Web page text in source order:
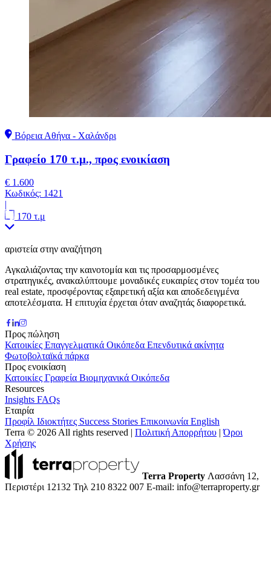
Βόρεια Αθήνα - Χαλάνδρι
Γραφείο 170 τ.μ., προς ενοικίαση
€ 1.600
Κωδικός: 1421
|
170 τ.μ
αριστεία στην αναζήτηση
Αγκαλιάζοντας την καινοτομία και τις προσαρμοσμένες
στρατηγικές, ανακαλύπτουμε μοναδικές ευκαιρίες στον τομέα του
real estate, προσφέροντας εξαιρετική αξία και αποδεδειγμένα
αποτελέσματα. Η επιτυχία έρχεται όταν αναζητάς διαφορετικά.
Προς πώληση
Κατοικίες Επαγγελματικά Οικόπεδα Επενδυτικά ακίνητα
Φωτοβολταϊκά πάρκα
Προς ενοικίαση
Κατοικίες Γραφεία Βιομηχανικά Οικόπεδα
Resources
Insights FAQs
Εταιρία
Προφίλ Ιδιοκτήτες Success Stories Επικοινωνία English
Terra © 2026 All rights reserved | Πολιτική Απορρήτου |Όροι
Χρήσης
Terra Property Λασσάνη 12,
Περιστέρι 12132 Τηλ 210 8322 007 E-mail: info@terraproperty.gr